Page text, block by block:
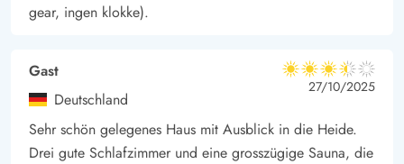
gear, ingen klokke).
Gast
Deutschland
3.5 von 5
3.5 von 5
3.5 out of 5
27/10/2025
Sehr schön gelegenes Haus mit Ausblick in die Heide.
Drei gute Schlafzimmer und eine grosszügige Sauna, die